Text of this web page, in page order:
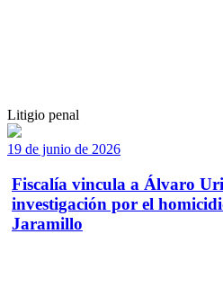
Litigio penal
19 de junio de 2026
Fiscalía vincula a Álvaro
investigación por el
Jaramillo